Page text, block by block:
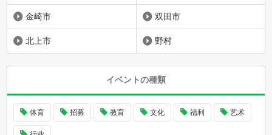
金崎市 双田市
北上市 野村
イベントの種類
体育 招募 教育 文化 福利 艺术